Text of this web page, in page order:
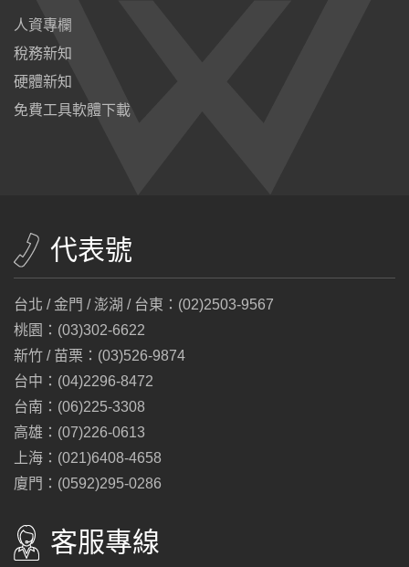
人資專欄
稅務新知
硬體新知
免費工具軟體下載
代表號
台北 / 金門 / 澎湖 / 台東：(02)2503-9567
桃園：(03)302-6622
新竹 / 苗栗：(03)526-9874
台中：(04)2296-8472
台南：(06)225-3308
高雄：(07)226-0613
上海：(021)6408-4658
廈門：(0592)295-0286
客服專線